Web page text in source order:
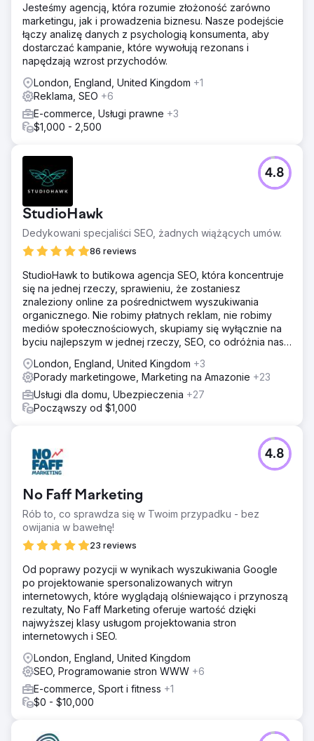
Jesteśmy agencją, która rozumie złożoność zarówno
marketingu, jak i prowadzenia biznesu. Nasze podejście
łączy analizę danych z psychologią konsumenta, aby
dostarczać kampanie, które wywołują rezonans i
napędzają wzrost przychodów.
London, England, United Kingdom +1
Reklama, SEO +6
E-commerce, Usługi prawne +3
$1,000 - 2,500
StudioHawk
Dedykowani specjaliści SEO, żadnych wiążących umów.
86 reviews
4.8
StudioHawk to butikowa agencja SEO, która koncentruje
się na jednej rzeczy, sprawieniu, że zostaniesz
znaleziony online za pośrednictwem wyszukiwania
organicznego. Nie robimy płatnych reklam, nie robimy
mediów społecznościowych, skupiamy się wyłącznie na
byciu najlepszym w jednej rzeczy, SEO, co odróżnia nas
London, England, United Kingdom +3
Porady marketingowe, Marketing na Amazonie +23
Usługi dla domu, Ubezpieczenia +27
Począwszy od $1,000
No Faff Marketing
Rób to, co sprawdza się w Twoim przypadku - bez
owijania w bawełnę!
23 reviews
4.8
Od poprawy pozycji w wynikach wyszukiwania Google
po projektowanie spersonalizowanych witryn
internetowych, które wyglądają olśniewająco i przynoszą
rezultaty, No Faff Marketing oferuje wartość dzięki
najwyższej klasy usługom projektowania stron
internetowych i SEO.
London, England, United Kingdom
SEO, Programowanie stron WWW +6
E-commerce, Sport i fitness +1
$0 - $10,000